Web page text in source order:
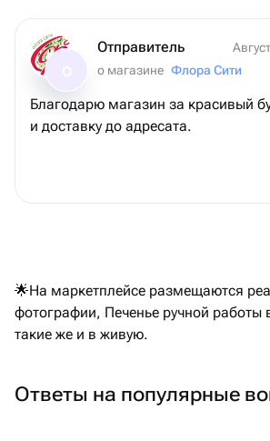
Отправитель
о магазине Флора Сити
Благодарю магазин за красивый
и доставку до адресата.
🌟На маркетплейсе размещаются
фотографии, Печенье ручной работы
такие же и в живую.
Ответы на популярные